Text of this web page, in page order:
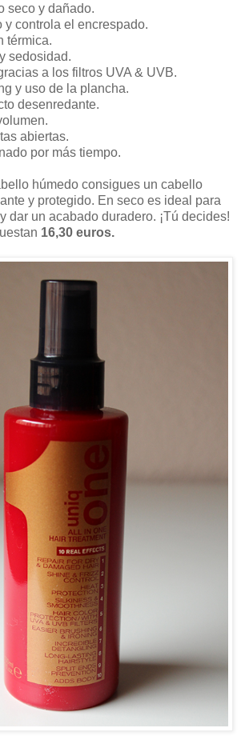
seco y dañado.
y controla el encrespado.
térmica.
sedosidad.
a los filtros UVA & UVB.
y uso de la plancha.
desenredante.
abiertas.
por más tiempo.
húmedo consigues un cabello
y protegido. En seco es ideal para
dar un acabado duradero. ¡Tú decides!
16,30 euros.